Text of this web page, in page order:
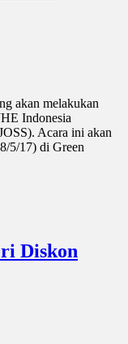
akan melakukan
Indonesia
Acara ini akan
5/17) di Green
Diskon